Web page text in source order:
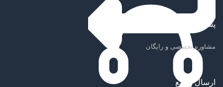
پشتیبانی سریع
مشاوره تخصصی و رایگان
ارسال سریع